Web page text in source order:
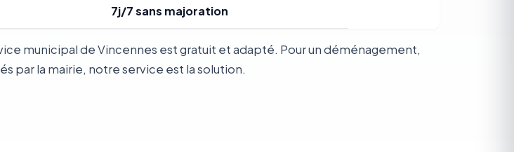
7j/7 sans majoration
municipal de Vincennes est gratuit et adapté. Pour un déménagement,
par la mairie, notre service est la solution.